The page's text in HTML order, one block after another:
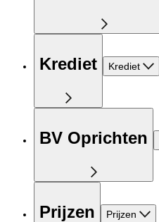
Krediet Krediet
BV Oprichten
Prijzen Prijzen